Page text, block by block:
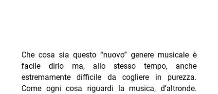
Che cosa sia questo “nuovo” genere musicale è
facile dirlo ma, allo stesso tempo, anche
estremamente difficile da cogliere in purezza.
Come ogni cosa riguardi la musica, d’altronde.